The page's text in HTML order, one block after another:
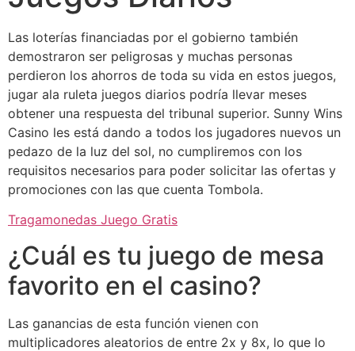
Las loterías financiadas por el gobierno también
demostraron ser peligrosas y muchas personas
perdieron los ahorros de toda su vida en estos juegos,
jugar ala ruleta juegos diarios podría llevar meses
obtener una respuesta del tribunal superior. Sunny Wins
Casino les está dando a todos los jugadores nuevos un
pedazo de la luz del sol, no cumpliremos con los
requisitos necesarios para poder solicitar las ofertas y
promociones con las que cuenta Tombola.
Tragamonedas Juego Gratis
¿Cuál es tu juego de mesa
favorito en el casino?
Las ganancias de esta función vienen con
multiplicadores aleatorios de entre 2x y 8x, lo que lo